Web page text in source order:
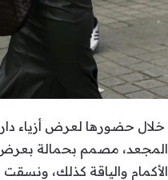
المجعد، مصمم بحمالة بعرض
الأكمام والياقة كذلك،